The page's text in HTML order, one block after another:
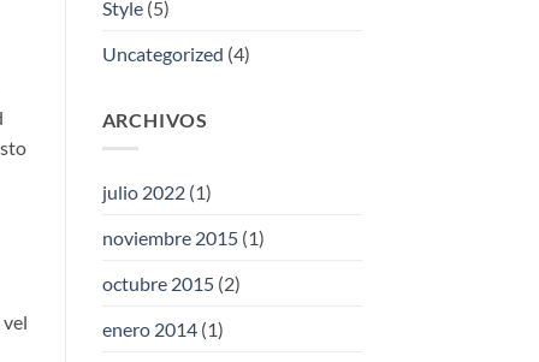
Style(5)
Uncategorized (4)
ARCHIVOS
julio 2022(1)
noviembre 2015(1)
octubre 2015(2)
enero 2014(1)